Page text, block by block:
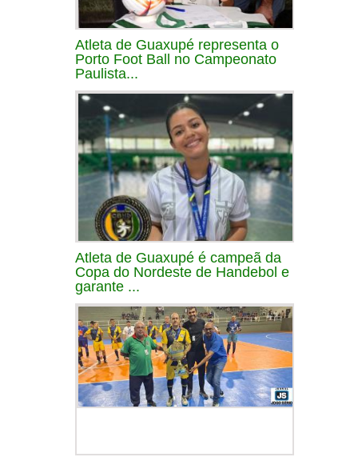
Atleta de Guaxupé representa o
Porto Foot Ball no Campeonato
Paulista...
Atleta de Guaxupé é campeã da
Copa do Nordeste de Handebol e
garante ...